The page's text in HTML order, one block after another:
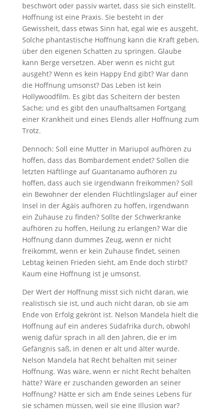
beschwört oder passiv wartet, dass sie sich einstellt.
Hoffnung ist eine Praxis. Sie besteht in der
Gewissheit, dass etwas Sinn hat, egal wie es ausgeht.
Solche phantastische Hoffnung kann die Kraft geben,
über den eigenen Schatten zu springen. Glaube
kann Berge versetzen. Aber wenn es nicht gut
ausgeht? Wenn es kein Happy End gibt? War dann
die Hoffnung umsonst? Das Leben ist kein
Hollywoodfilm. Es gibt das Scheitern der besten
Sache; und es gibt den unaufhaltsamen Fortgang
einer Krankheit und eines Elends aller Hoffnung zum
Trotz.
Dennoch: Soll eine Mutter in Mariupol aufhören zu
hoffen, dass das Bombardement endet? Sollen die
letzten Häftlinge auf Guantanamo aufhören zu
hoffen, dass auch sie irgendwann freikommen? Soll
ein Bewohner der elenden Flüchtlingslager auf einer
Insel in der Ägäis aufhören zu hoffen, irgendwann
ein Zuhause zu finden? Sollte der Schwerkranke
aufhören zu hoffen, Heilung zu erlangen? War die
Hoffnung dann dummes Zeug, wenn er nicht
freikommt, wenn er kein Zuhause findet, seinen
Lebtag keinen Frieden sieht, am Ende doch stirbt?
Kaum eine Hoffnung ist je umsonst.
Der Wert der Hoffnung misst sich nicht daran, wie
realistisch sie ist, und auch nicht daran, ob sie am
Ende von Erfolg gekrönt ist. Nelson Mandela hielt die
Hoffnung auf ein anderes Südafrika durch, obwohl
wenig dafür sprach in all den Jahren, die er im
Gefängnis saß, in denen er alt und älter wurde.
Nelson Mandela hat Recht behalten mit seiner
Hoffnung. Was wäre, wenn er nicht Recht behalten
hätte? Wäre er zuschanden geworden an seiner
Hoffnung? Hätte er sich am Ende seines Lebens für
sie schämen müssen, weil sie eine Illusion war?